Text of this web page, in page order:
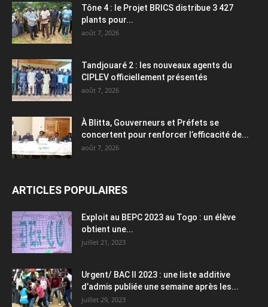
Tône 4 : le Projet BRICS distribue 3 427
plants pour...
août 7, 2026
Tandjouaré 2 : les nouveaux agents du
CIPLEV officiellement présentés
août 7, 2026
À Blitta, Gouverneurs et Préfets se
concertent pour renforcer l’efficacité de...
août 7, 2026
ARTICLES POPULAIRES
Exploit au BEPC 2023 au Togo : un élève
obtient une...
juillet 21, 2023
Urgent/ BAC II 2023 : une liste additive
d’admis publiée une semaine après les...
juillet 29, 2023